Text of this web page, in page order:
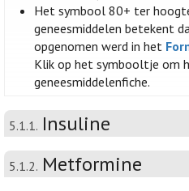
Het symbool 80+ ter
geneesmiddelen betekent
opgenomen werd in het
Klik op het symbooltje om
geneesmiddelenfiche.
5.1.1. Insuline
5.1.2. Metformine